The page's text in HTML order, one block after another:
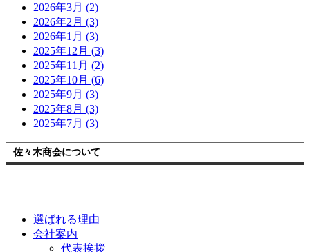
2026年3月 (2)
2026年2月 (3)
2026年1月 (3)
2025年12月 (3)
2025年11月 (2)
2025年10月 (6)
2025年9月 (3)
2025年8月 (3)
2025年7月 (3)
佐々木商会について
選ばれる理由
会社案内
代表挨拶